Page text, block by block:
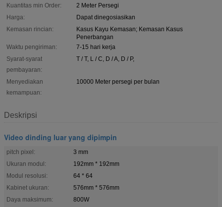
Kuantitas min Order:
2 Meter Persegi
Harga:
Dapat dinegosiasikan
Kemasan rincian:
Kasus Kayu Kemasan; Kemasan Kasus
Penerbangan
Waktu pengiriman:
7-15 hari kerja
Syarat-syarat
pembayaran:
T / T, L / C, D / A, D / P,
Menyediakan
kemampuan:
10000 Meter persegi per bulan
Deskripsi
Video dinding luar yang dipimpin
pitch pixel:
3 mm
Ukuran modul:
192mm * 192mm
Modul resolusi:
64 * 64
Kabinet ukuran:
576mm * 576mm
Daya maksimum:
800W